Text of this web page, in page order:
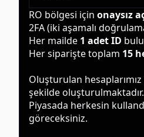
RO bölgesi için onaysız
2FA (iki aşamalı
Her mailde 1 adet ID
Her siparişte toplam 15
Oluşturulan
şekilde oluşturulmaktadır.
Piyasada herkesin
göreceksiniz.